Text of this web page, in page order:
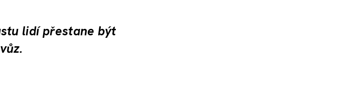
lidí přestane být